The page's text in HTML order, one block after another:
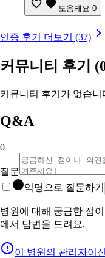
도움돼요 0
인증 후기 더보기 (37)
커뮤니티 후기
커뮤니티 후기가 없습니
Q&A
0
질문
익명으로 질문하기
병원에 대해 궁금한 점
에서 답변을 드려요.
이 병원의 관리자이